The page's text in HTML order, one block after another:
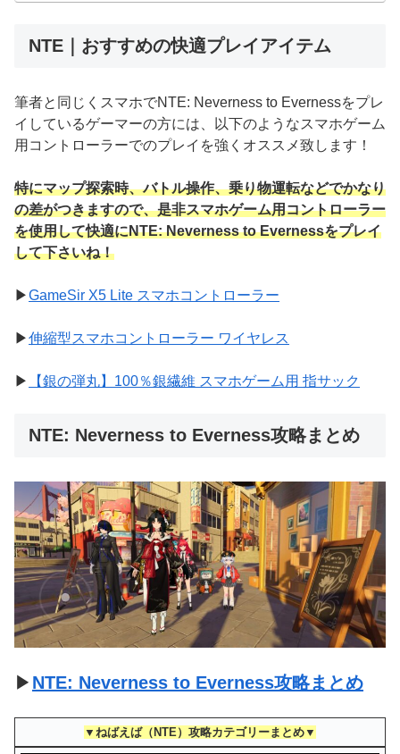
NTE｜おすすめの快適プレイアイテム
筆者と同じくスマホでNTE: Neverness to Evernessをプレ
イしているゲーマーの方には、以下のようなスマホゲーム
用コントローラーでのプレイを強くオススメ致します！
特にマップ探索時、バトル操作、乗り物運転などでかなり
の差がつきますので、是非スマホゲーム用コントローラー
を使用して快適にNTE: Neverness to Evernessをプレイ
して下さいね！
▶GameSir X5 Lite スマホコントローラー
▶伸縮型スマホコントローラー ワイヤレス
▶ 【銀の弾丸】100％銀繊維 スマホゲーム用 指サック
NTE: Neverness to Everness攻略まとめ
▶ NTE: Neverness to Everness攻略まとめ
▼ねばえば（NTE）攻略カテゴリーまとめ▼